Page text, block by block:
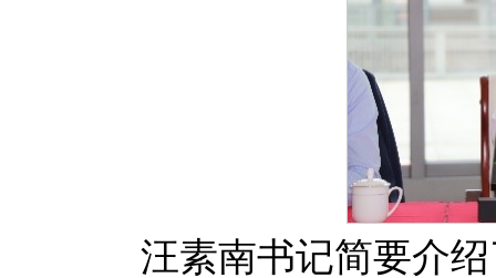
汪素南书记简要介